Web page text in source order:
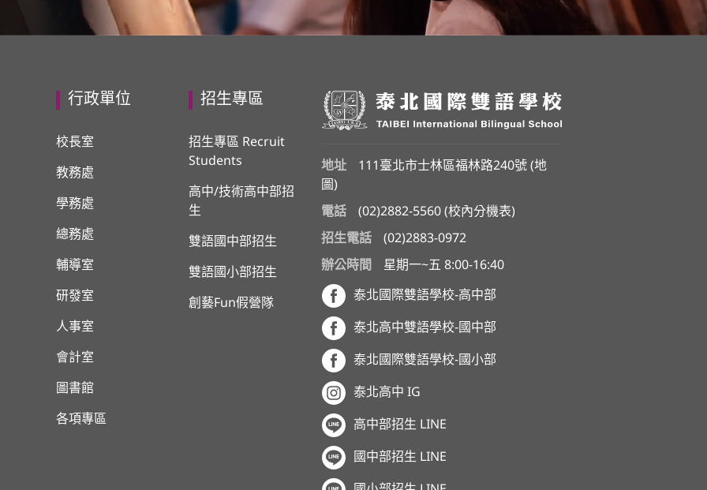
行政單位
校長室
教務處
學務處
總務處
輔導室
研發室
人事室
會計室
圖書館
各項專區
招生專區
招生專區 Recruit
Students
高中/技術高中部招
生
雙語國中部招生
雙語國小部招生
創藝Fun假營隊
地址 111臺北市士林區福林路240號 (地
圖 )
電話
(02)2882-5560 (校內分機表)
招生電話
(02)2883-0972
辦公時間
星期一~五 8:00-16:40
泰北國際雙語學校-高中部
泰北高中雙語學校-國中部
泰北國際雙語學校-國小部
泰北高中 IG
高中部招生 LINE
國中部招生 LINE